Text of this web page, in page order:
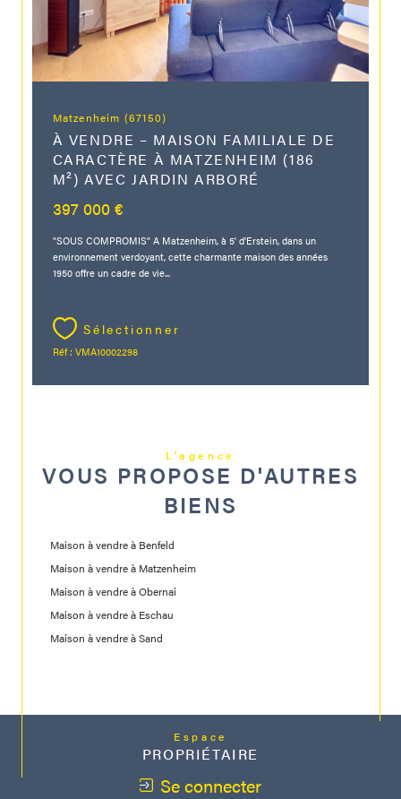
Matzenheim (67150)
À VENDRE – MAISON FAMILIALE DE
CARACTÈRE À MATZENHEIM (186
M²) AVEC JARDIN ARBORÉ
397 000 €
"SOUS COMPROMIS" A Matzenheim, à 5' d'Erstein, dans un
environnement verdoyant, cette charmante maison des années
1950 offre un cadre de vie...
Sélectionner
Réf : VMA10002298
L'agence
VOUS PROPOSE D'AUTRES
BIENS
Maison à vendre à Benfeld
Maison à vendre à Matzenheim
Maison à vendre à Obernai
Maison à vendre à Eschau
Maison à vendre à Sand
Espace
PROPRIÉTAIRE
Se connecter